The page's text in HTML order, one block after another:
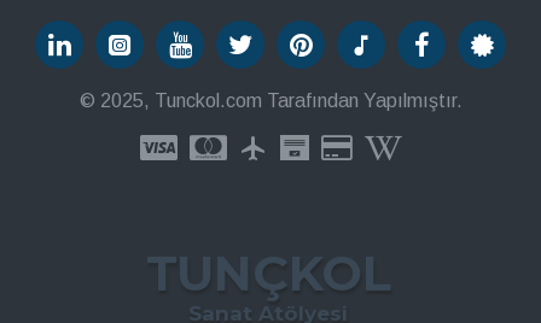
© 2025, Tunckol.com Tarafından Yapılmıştır.
TUNÇKOL
Sanat Atölyesi